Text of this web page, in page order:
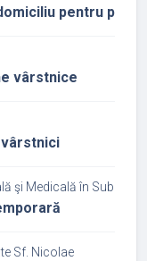
pentru
vârstnice
şi Medicală în
Sf. Nicolae